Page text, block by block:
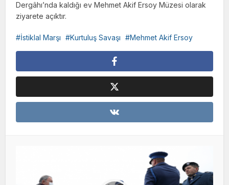
Dergâhı’nda kaldığı ev Mehmet Akif Ersoy Müzesi olarak
ziyarete açıktır.
İstiklal Marşı Kurtuluş Savaşı Mehmet Akif Ersoy